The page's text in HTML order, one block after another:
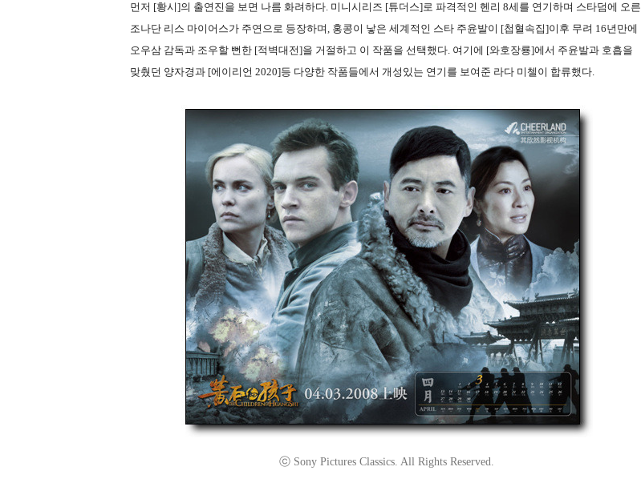
먼저 [황시]의 출연진을 보면 나름 화려하다. 미니시리즈 [튜더스]로 파격적인 헨리 8세를 연기하며 스타덤에 오른
조나단 리스 마이어스가 주연으로 등장하며, 홍콩이 낳은 세계적인 스타 주윤발이 [첩혈속집]이후 무려 16년만에
오우삼 감독과 조우할 뻔한 [적벽대전]을 거절하고 이 작품을 선택했다. 여기에 [와호장룡]에서 주윤발과 호흡을
맞췄던 양자경과 [에이리언 2020]등 다양한 작품들에서 개성있는 연기를 보여준 라다 미첼이 합류했다.
ⓒ Sony Pictures Classics. All Rights Reserved.